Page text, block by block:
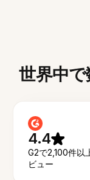
世界中
4.4
G2で2,100件以
ビュー